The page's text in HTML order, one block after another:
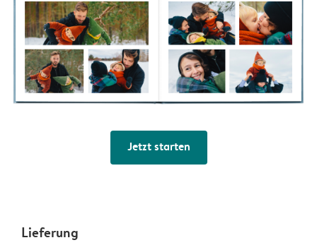
Jetzt starten
Lieferung